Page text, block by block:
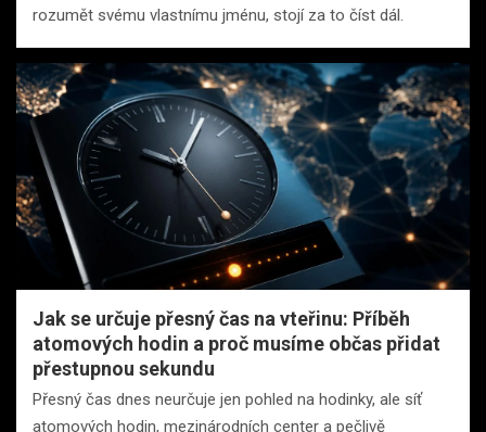
rozumět svému vlastnímu jménu, stojí za to číst dál.
Jak se určuje přesný čas na vteřinu: Příběh
atomových hodin a proč musíme občas přidat
přestupnou sekundu
Přesný čas dnes neurčuje jen pohled na hodinky, ale síť
atomových hodin, mezinárodních center a pečlivě